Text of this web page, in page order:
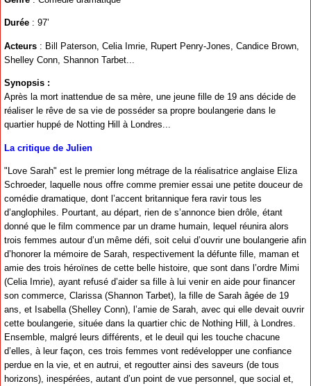
Durée : 97’
Acteurs : Bill Paterson, Celia Imrie, Rupert Penry-Jones, Candice Brown,
Shelley Conn, Shannon Tarbet...
Synopsis :
Après la mort inattendue de sa mère, une jeune fille de 19 ans décide de
réaliser le rêve de sa vie de posséder sa propre boulangerie dans le
quartier huppé de Notting Hill à Londres...
La critique de Julien
"Love Sarah" est le premier long métrage de la réalisatrice anglaise Eliza
Schroeder, laquelle nous offre comme premier essai une petite douceur de
comédie dramatique, dont l’accent britannique fera ravir tous les
d’anglophiles. Pourtant, au départ, rien de s’annonce bien drôle, étant
donné que le film commence par un drame humain, lequel réunira alors
trois femmes autour d’un même défi, soit celui d’ouvrir une boulangerie afin
d’honorer la mémoire de Sarah, respectivement la défunte fille, maman et
amie des trois héroïnes de cette belle histoire, que sont dans l’ordre Mimi
(Celia Imrie), ayant refusé d’aider sa fille à lui venir en aide pour financer
son commerce, Clarissa (Shannon Tarbet), la fille de Sarah âgée de 19
ans, et Isabella (Shelley Conn), l’amie de Sarah, avec qui elle devait ouvrir
cette boulangerie, située dans la quartier chic de Nothing Hill, à Londres.
Ensemble, malgré leurs différents, et le deuil qui les touche chacune
d’elles, à leur façon, ces trois femmes vont redévelopper une confiance
perdue en la vie, et en autrui, et regoutter ainsi des saveurs (de tous
horizons), inespérées, autant d’un point de vue personnel, que social et,